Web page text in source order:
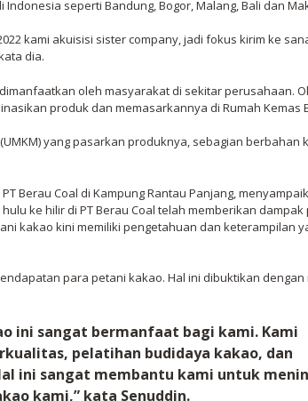
seperti Bandung, Bogor, Malang, Bali dan
kami akuisisi sister company, jadi fokus kirim ke
dia.
oleh masyarakat di sekitar perusahaan.
produk dan memasarkannya di Rumah Kemas
yang pasarkan produknya, sebagian berbahan
Berau Coal di Kampung Rantau Panjang,
ke hilir di PT Berau Coal telah memberikan dampak
kakao kini memiliki pengetahuan dan keterampilan
para petani kakao. Hal ini dibuktikan
ini sangat bermanfaat bagi kami. Kami
pelatihan budidaya kakao, dan
ini sangat membantu kami untuk
kami,” kata Senuddin.